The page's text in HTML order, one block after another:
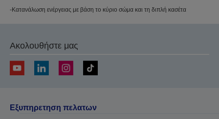
-Κατανάλωση ενέργειας με βάση το κύριο σώμα και τη διπλή κασέτα
Ακολουθήστε μας
Εξυπηρετηση πελατων